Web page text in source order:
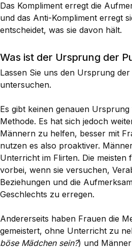
Das Kompliment erregt die
und das Anti-Kompliment erregt
entscheidet, was sie davon hält.
Was ist der Ursprung der
Lassen Sie uns den Ursprung
untersuchen.
Es gibt keinen genauen
Methode. Es hat sich jedoch
Männern zu helfen, besser mit
nutzen es also proaktiver.
Unterricht im Flirten. Die meisten
vorbei, wenn sie versuchen,
Beziehungen und die
Geschlechts zu erregen.
Andererseits haben Frauen die
gemeistert, ohne Unterricht zu
böse Mädchen sein?) und